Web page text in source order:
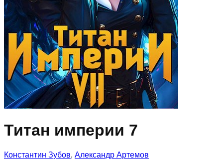
Титан империи 7
Константин Зубов, Александр Артемов